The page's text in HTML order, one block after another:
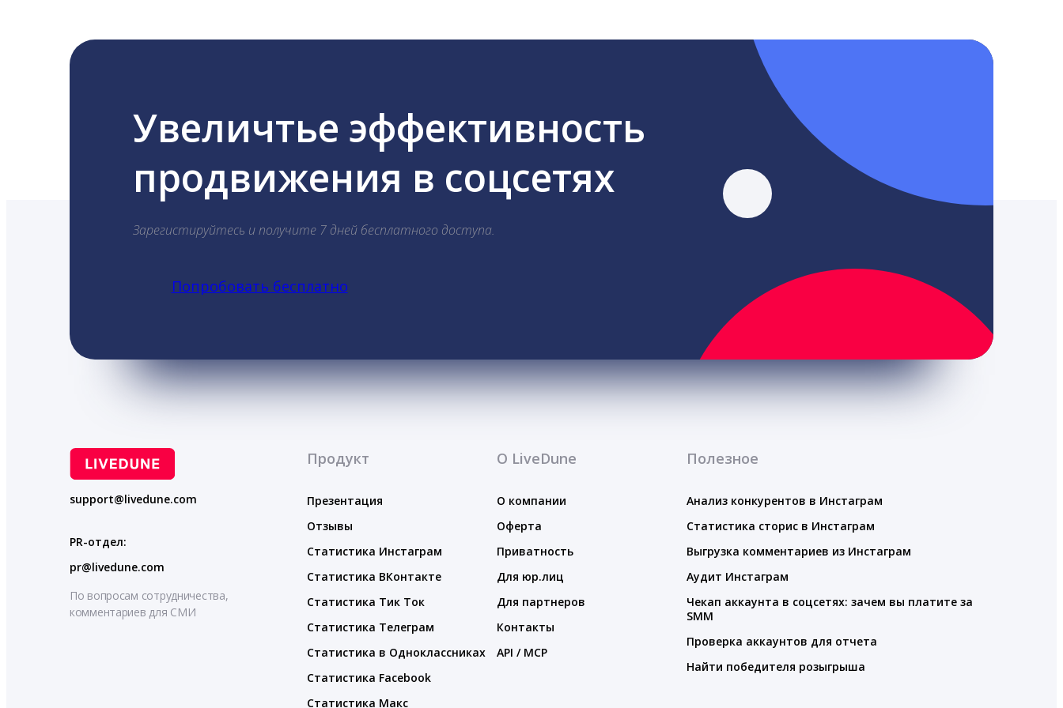
Увеличтье эффективность
продвижения в соцсетях
Зарегистируйтесь и получите 7 дней бесплатного доступа.
Попробовать бесплатно
support@livedune.com
PR-отдел:
pr@livedune.com
По вопросам сотрудничества,
комментариев для СМИ
Продукт
Презентация
Отзывы
Статистика Инстаграм
Статистика ВКонтакте
Статистика Тик Ток
Статистика Телеграм
Статистика в Одноклассниках
Статистика Facebook
Статистика Макс
О LiveDune
О компании
Оферта
Приватность
Для юр.лиц
Для партнеров
Контакты
API / MCP
Полезное
Анализ конкурентов в Инстаграм
Статистика сторис в Инстаграм
Выгрузка комментариев из Инстаграм
Аудит Инстаграм
Чекап аккаунта в соцсетях: зачем вы платите за
SMM
Проверка аккаунтов для отчета
Найти победителя розыгрыша